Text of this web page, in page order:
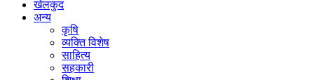
खेलकुद
अन्य
कृषि
व्यक्ति विशेष
साहित्य
सहकारी